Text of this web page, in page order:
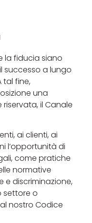
la fiducia siano
successo a lungo
tal fine,
una
il Canale
ai clienti, ai
l’opportunità di
come pratiche
normative
e discriminazione,
settore o
nostro Codice